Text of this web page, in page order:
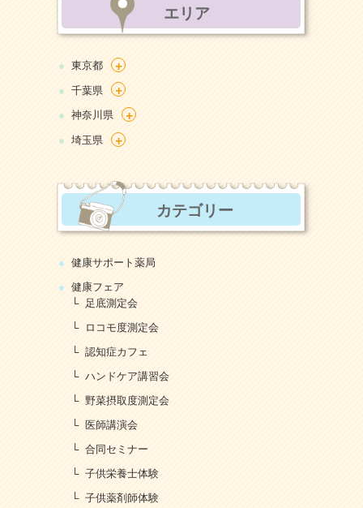
エリア
東京都 +
千葉県 +
神奈川県 +
埼玉県 +
カテゴリー
健康サポート薬局
健康フェア
足底測定会
ロコモ度測定会
認知症カフェ
ハンドケア講習会
野菜摂取度測定会
医師講演会
合同セミナー
子供栄養士体験
子供薬剤師体験